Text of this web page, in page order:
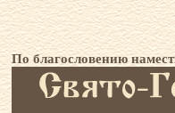
По благословению